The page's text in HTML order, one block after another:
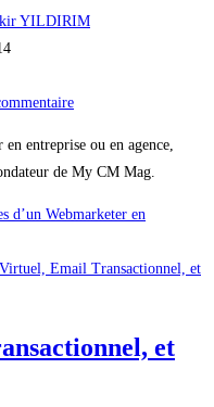
YILDIRIM
entreprise ou en agence,
de My CM Mag.
d’un Webmarketer en
et